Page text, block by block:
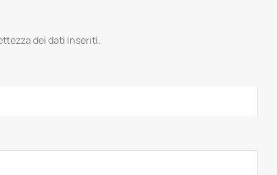
dei dati inseriti.